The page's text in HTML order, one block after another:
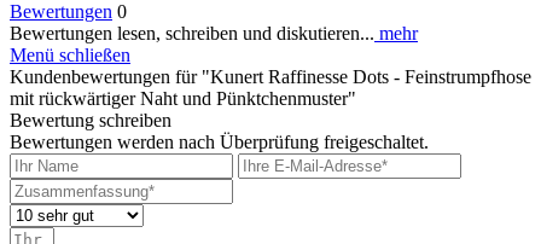
Bewertungen 0
Bewertungen lesen, schreiben und diskutieren... mehr
Menü schließen
Kundenbewertungen für "Kunert Raffinesse Dots - Feinstrumpfhose
mit rückwärtiger Naht und Pünktchenmuster"
Bewertung schreiben
Bewertungen werden nach Überprüfung freigeschaltet.